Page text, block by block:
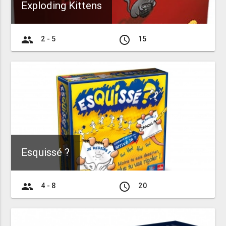
Exploding Kittens
group 2 - 5 access_time 15
Esquissé ?
group 4 - 8 access_time 20